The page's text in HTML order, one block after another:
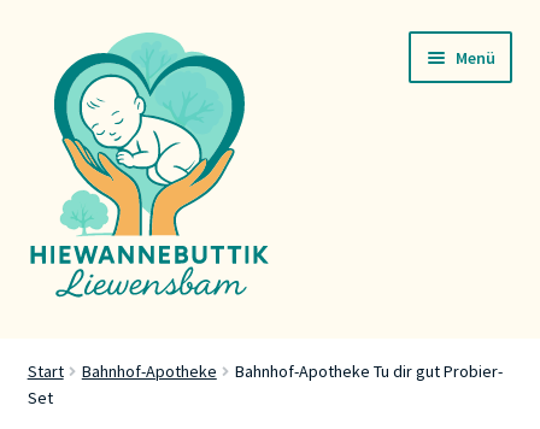
Navigation
springen
Inhalt
springen
Menü
Servicer
Start Bahnhof-Apotheke
Bahnhof-Apotheke Tu dir gut Probier-
Set